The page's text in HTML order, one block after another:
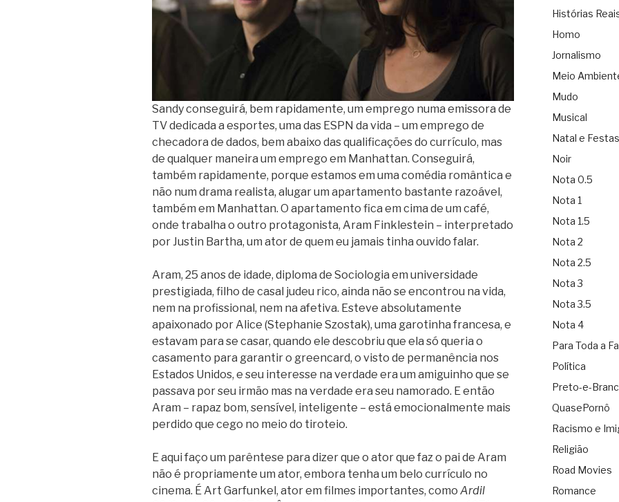
Sandy conseguirá, bem rapidamente, um emprego numa emissora de
TV dedicada a esportes, uma das ESPN da vida – um emprego de
checadora de dados, bem abaixo das qualificações do currículo, mas
de qualquer maneira um emprego em Manhattan. Conseguirá,
também rapidamente, porque estamos em uma comédia romântica e
não num drama realista, alugar um apartamento bastante razoável,
também em Manhattan. O apartamento fica em cima de um café,
onde trabalha o outro protagonista, Aram Finklestein – interpretado
por Justin Bartha, um ator de quem eu jamais tinha ouvido falar.
Aram, 25 anos de idade, diploma de Sociologia em universidade
prestigiada, filho de casal judeu rico, ainda não se encontrou na vida,
nem na profissional, nem na afetiva. Esteve absolutamente
apaixonado por Alice (Stephanie Szostak), uma garotinha francesa, e
estavam para se casar, quando ele descobriu que ela só queria o
casamento para garantir o greencard, o visto de permanência nos
Estados Unidos, e seu interesse na verdade era um amiguinho que se
passava por seu irmão mas na verdade era seu namorado. E então
Aram – rapaz bom, sensível, inteligente – está emocionalmente mais
perdido que cego no meio do tiroteio.
E aqui faço um parêntese para dizer que o ator que faz o pai de Aram
não é propriamente um ator, embora tenha um belo currículo no
cinema. É Art Garfunkel, ator em filmes importantes, como Ardil
Histórias
Homo
Jornalismo
Meio
Mudo
Musical
Natal e Festas
Noir
Nota 0.5
Nota 1
Nota 1.5
Nota 2
Nota 2.5
Nota 3
Nota 3.5
Nota 4
Para Toda a
Política
Preto-e-
QuasePornô
Racismo e
Religião
Road Movies
Romance